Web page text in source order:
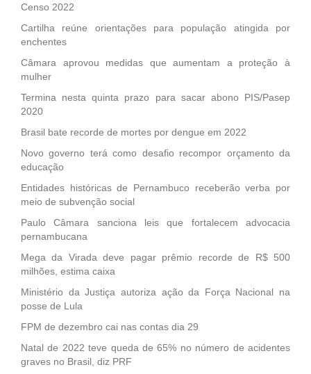
Censo 2022
Cartilha reúne orientações para população atingida por
enchentes
Câmara aprovou medidas que aumentam a proteção à
mulher
Termina nesta quinta prazo para sacar abono PIS/Pasep
2020
Brasil bate recorde de mortes por dengue em 2022
Novo governo terá como desafio recompor orçamento da
educação
Entidades históricas de Pernambuco receberão verba por
meio de subvenção social
Paulo Câmara sanciona leis que fortalecem advocacia
pernambucana
Mega da Virada deve pagar prêmio recorde de R$ 500
milhões, estima caixa
Ministério da Justiça autoriza ação da Força Nacional na
posse de Lula
FPM de dezembro cai nas contas dia 29
Natal de 2022 teve queda de 65% no número de acidentes
graves no Brasil, diz PRF